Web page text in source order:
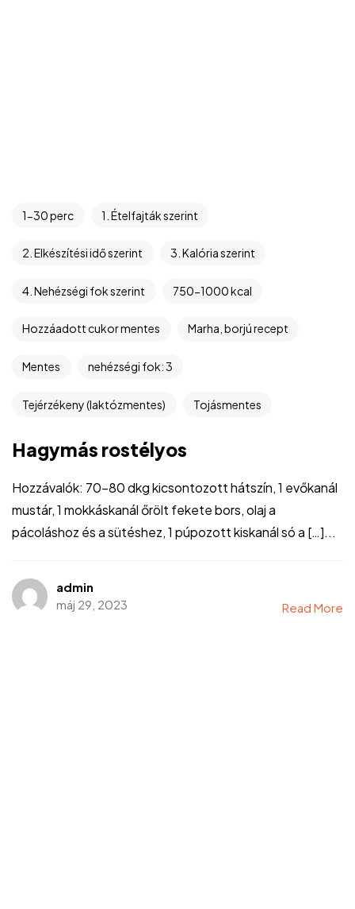
1-30 perc 1. Ételfajták szerint
2. Elkészítési idő szerint 3. Kalória szerint
4. Nehézségi fok szerint 750-1000 kcal
Hozzáadott cukor mentes Marha, borjú recept
Mentes nehézségi fok: 3
Tejérzékeny (laktózmentes) Tojásmentes
Hagymás rostélyos
Hozzávalók: 70-80 dkg kicsontozott hátszín, 1 evőkanál
mustár, 1 mokkáskanál őrölt fekete bors, olaj a
pácoláshoz és a sütéshez, 1 púpozott kiskanál só a […]...
admin
máj 29, 2023
Read More